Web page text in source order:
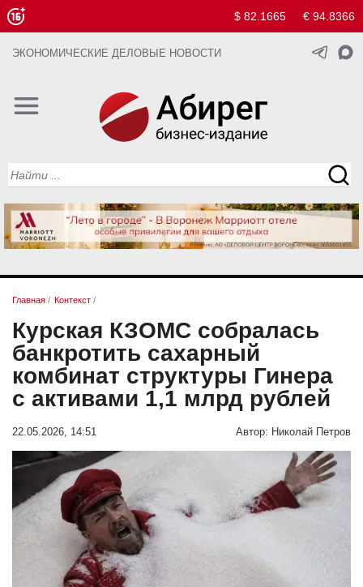
$ 82.1665 € 94.8366
ЭКОНОМИЧЕСКИЕ ДЕЛОВЫЕ НОВОСТИ
Главная / Контекст /
Курская КЗОМС собралась
банкротить сахарный
комбинат структуры Гинера
с активами 1,1 млрд рублей
22.05.2026, 14:51 Автор: Николай Петров